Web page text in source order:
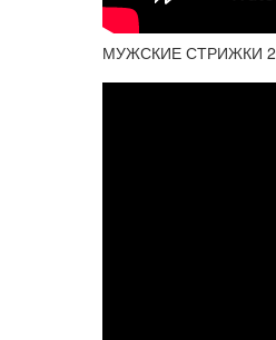
МУЖСКИЕ СТРИЖКИ